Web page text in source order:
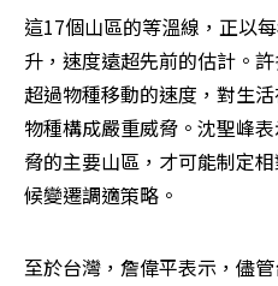
這17個山區的等溫線，正以
升，速度遠超先前的估計。
超過物種移動的速度，對生
物種構成嚴重威脅。沈聖峰
脅的主要山區，才可能制定
候變遷調適策略。
至於台灣，詹偉平表示，儘